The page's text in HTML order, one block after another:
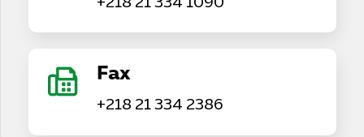
Fax
+218 21 334 2386